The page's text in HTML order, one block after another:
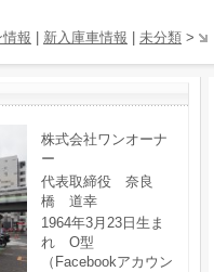
報 新入庫車情報 未分類 >
株式会社ワンオーナ
ー
代表取締役 奈良
橋 道幸
1964年3月23日生ま
れ O型
（Facebookアカウン